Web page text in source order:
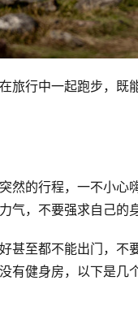
旅行中一起跑步，
然的行程，一不小
气，不要强求自己
甚至都不能出门，
有健身房，以下是几